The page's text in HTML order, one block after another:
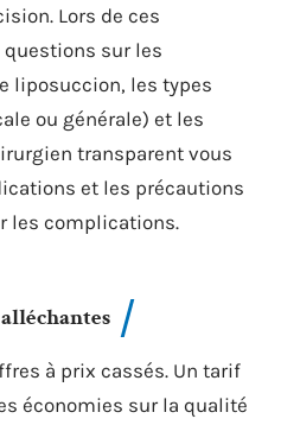
Lors de ces
sur les
liposuccion, les types
ou générale) et les
transparent vous
et les précautions
les complications.
à prix cassés. Un tarif
économies sur la qualité